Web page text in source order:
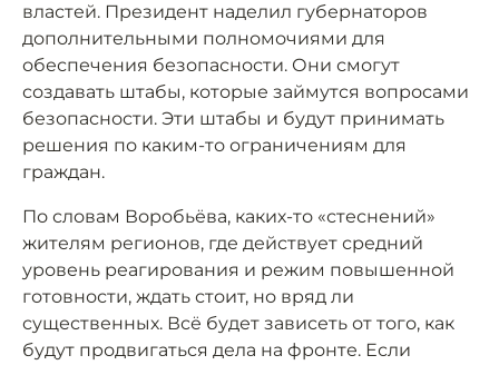
властей. Президент наделил губернаторов
дополнительными полномочиями для
обеспечения безопасности. Они смогут
создавать штабы, которые займутся вопросами
безопасности. Эти штабы и будут принимать
решения по каким-то ограничениям для
граждан.
По словам Воробьёва, каких-то «стеснений»
жителям регионов, где действует средний
уровень реагирования и режим повышенной
готовности, ждать стоит, но вряд ли
существенных. Всё будет зависеть от того, как
будут продвигаться дела на фронте. Если